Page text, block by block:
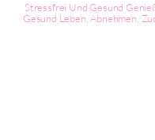
Stressfrei Und Gesund
Gesund Leben, Abnehmen,